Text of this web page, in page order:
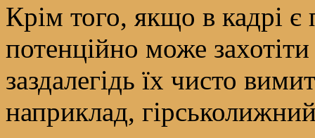
Крім того, якщо в кадрі
потенційно може
заздалегідь їх чисто
наприклад,